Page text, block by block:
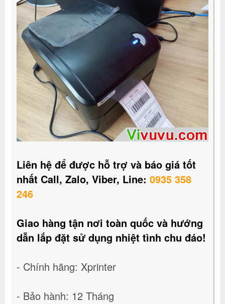
Liên hệ để được hỗ trợ và báo giá tốt
nhất Call, Zalo, Viber, Line: 0935 358
246
Giao hàng tận nơi toàn quốc và hướng
dẫn lắp đặt sử dụng nhiệt tình chu đáo!
- Chính hãng: Xprinter
- Bảo hành: 12 Tháng